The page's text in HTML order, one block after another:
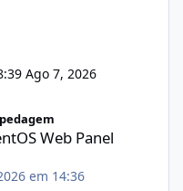
Ago 7, 2026
Web Panel
em 14:36